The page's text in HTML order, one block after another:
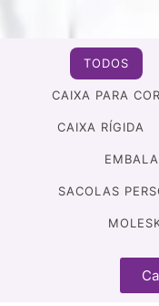
TODOS
CAIXA PARA
CAIXA RÍGIDA
SACOLAS